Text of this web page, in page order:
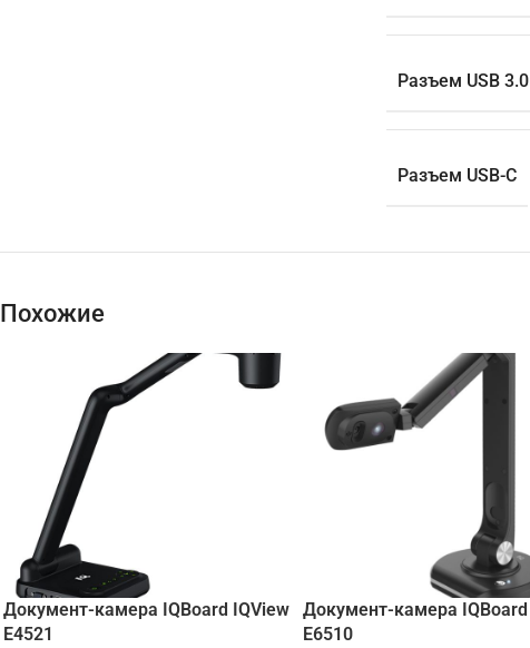
Разъем USB 3.0
Разъем USB-C
Похожие
Документ-камера IQBoard IQView
E4521
Документ-камера IQBoard
E6510